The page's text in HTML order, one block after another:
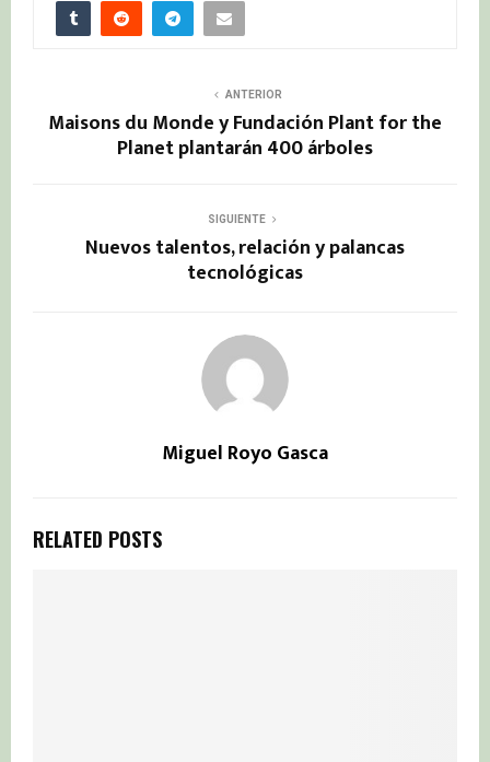
ANTERIOR
Maisons du Monde y Fundación Plant for the
Planet plantarán 400 árboles
SIGUIENTE
Nuevos talentos, relación y palancas
tecnológicas
Miguel Royo Gasca
RELATED POSTS